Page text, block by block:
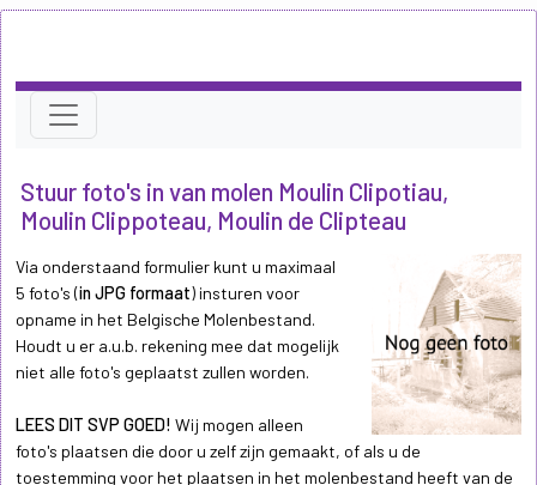
Stuur foto's in van molen Moulin Clipotiau,
Moulin Clippoteau, Moulin de Clipteau
Via onderstaand formulier kunt u maximaal
5 foto's (in JPG formaat) insturen voor
opname in het Belgische Molenbestand.
Houdt u er a.u.b. rekening mee dat mogelijk
niet alle foto's geplaatst zullen worden.
LEES DIT SVP GOED! Wij mogen alleen
foto's plaatsen die door u zelf zijn gemaakt, of als u de
toestemming voor het plaatsen in het molenbestand heeft van de